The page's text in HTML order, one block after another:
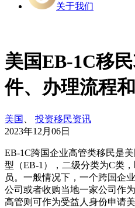
关于我们
美国EB-1C移
件、办理流程
美国
投资移民资讯
2023年12月06日
EB-1C跨国企业高管类移民是
型（EB-1），二级分类为C类
员。一般情况下，一个跨国企
公司或者收购当地一家公司作
高管则可作为受益人身份申请